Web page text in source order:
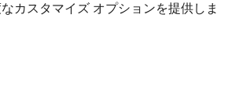
カスタマイズ オプションを提供しま